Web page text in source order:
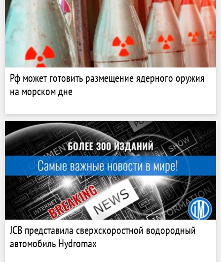
Рф может готовить размещение ядерного оружия
на морском дне
JCB представила сверхскоростной водородный
автомобиль Hydromax